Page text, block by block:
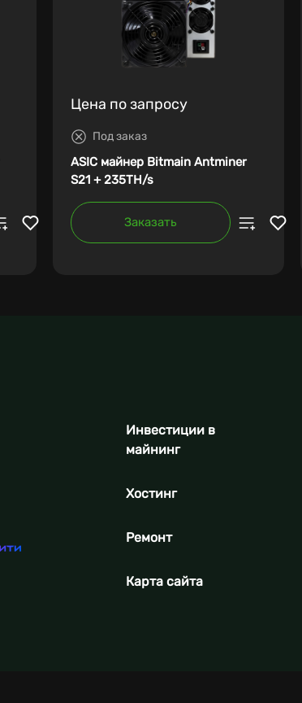
Цена по запросу
Под заказ
ASIC майнер Bitmain Antminer
S21 + 235TH/s
Заказать
Инвестиции в
майнинг
Хостинг
Ремонт
Карта сайта